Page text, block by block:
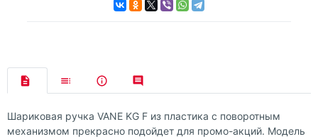
Шариковая ручка VANE KG F из пластика с поворотным
механизмом прекрасно подойдет для промо-акций. Модель